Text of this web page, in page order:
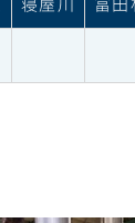
寝屋川 富田